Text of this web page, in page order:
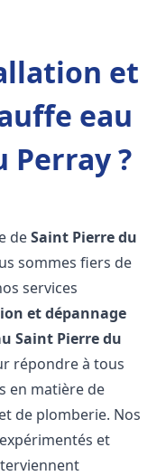
et
eau
Perray ?
deSaint Pierre du
sommes fiers de
services
et dépannage
Saint Pierre du
répondre à tous
en matière de
de plomberie. Nos
et